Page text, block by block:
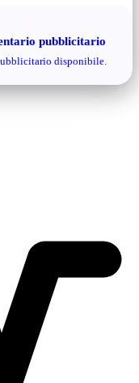
pubblicitario
disponibile.